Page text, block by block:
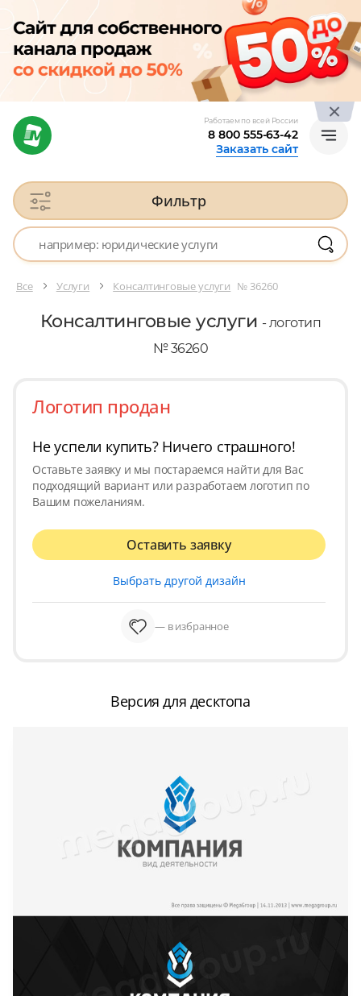
Работаем по всей России
8 800 555-63-42
Заказать сайт
Фильтр
Все Услуги Консалтинговые услуги № 36260
Консалтинговые услуги - логотип
№ 36260
Логотип продан
Не успели купить? Ничего страшного!
Оставьте заявку и мы постараемся найти для Вас
подходящий вариант или разработаем логотип по
Вашим пожеланиям.
Оставить заявку
Выбрать другой дизайн
— в избранное
Версия для десктопа